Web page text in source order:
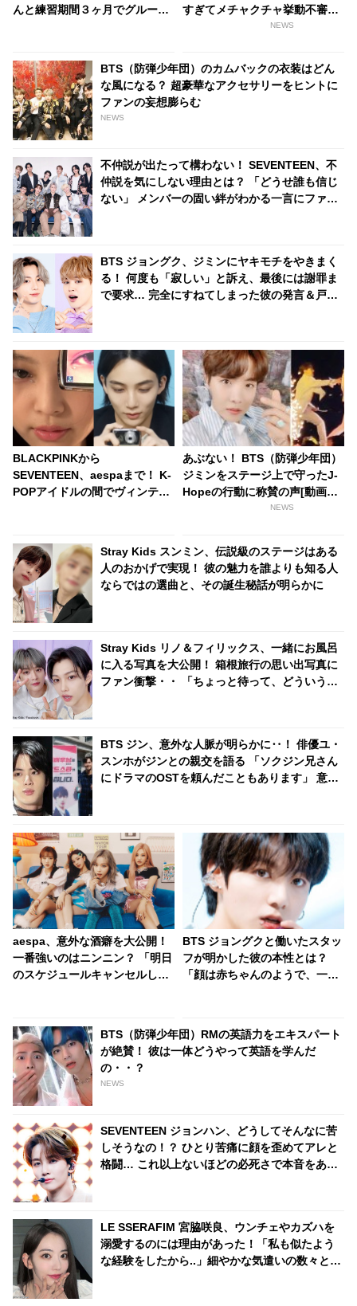
んと練習期間３ヶ月でグループ
巻の才能でYGエンタの重鎮を唸
らせる
すぎてメチャクチャ挙動不審
NEWS
BTS（防弾少年団）のカムバックの衣装はどん
な風になる？ 超豪華なアクセサリーをヒントに
ファンの妄想膨らむ
NEWS
不仲説が出たって構わない！ SEVENTEEN、不
仲説を気にしない理由とは？ 「どうせ誰も信じ
ない」 メンバーの固い絆がわかる一言にファン
BTS ジョングク、ジミンにヤキモチをやきまく
る！ 何度も「寂しい」と訴え、最後には謝罪ま
で要求… 完全にすねてしまった彼の発言＆戸惑
BLACKPINKから
SEVENTEEN、aespaまで！ K-
POPアイドルの間でヴィンテー
る機種は？
あぶない！ BTS（防弾少年団）
ジミンをステージ上で守ったJ-
Hopeの行動に称賛の声[動画あ
NEWS
Stray Kids スンミン、伝説級のステージはある
人のおかげで実現！ 彼の魅力を誰よりも知る人
ならではの選曲と、その誕生秘話が明らかに
Stray Kids リノ＆フィリックス、一緒にお風呂
に入る写真を大公開！ 箱根旅行の思い出写真に
ファン衝撃・・ 「ちょっと待って、どういうこ
BTS ジン、意外な人脈が明らかに‥！ 俳優ユ・
スンホがジンとの親交を語る 「ソクジン兄さん
にドラマのOSTを頼んだこともあります」 意外
aespa、意外な酒癖を大公開！
一番強いのはニンニン？ 「明日
のスケジュールキャンセルしな
BTS ジョングクと働いたスタッ
フが明かした彼の本性とは？
「顔は赤ちゃんのようで、一生
ダンサーのコメントにファン興
味津々
BTS（防弾少年団）RMの英語力をエキスパート
が絶賛！ 彼は一体どうやって英語を学んだ
の・・？
NEWS
SEVENTEEN ジョンハン、どうしてそんなに苦
しそうなの！？ ひとり苦痛に顔を歪めてアレと
格闘… これ以上ないほどの必死さで本音をあら
LE SSERAFIM 宮脇咲良、ウンチェやカズハを
溺愛するのには理由があった！「私も似たよう
な経験をしたから..」細やかな気遣いの数々とそ